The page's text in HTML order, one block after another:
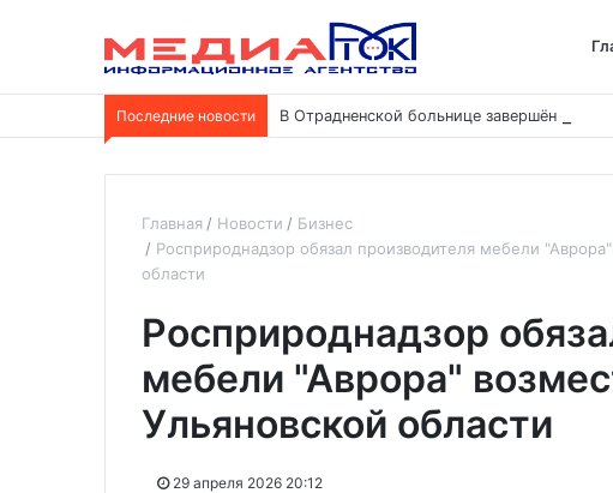
Последние новости В Отрадненской больнице завершён
Главная Новости
Бизнес
Росприроднадзор обязал производителя мебели
области
Росприроднадзор
мебели "Аврора"
Ульяновской области
29 апреля 2026 20:12